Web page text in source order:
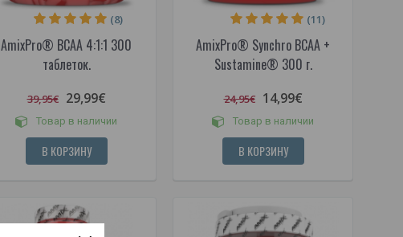
AmixPro® BCAA 4:1:1 300
таблеток.
(8)
39,95€ 29,99€
Товар в наличии
В КОРЗИНУ
AmixPro® Synchro BCAA +
Sustamine® 300 г.
(11)
24,95€ 14,99€
Товар в наличии
В КОРЗИНУ